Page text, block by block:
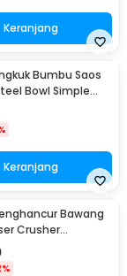
Keranjang
Bumbu Saos
Bowl Simple
- PJ556
Keranjang
Bawang
Crusher